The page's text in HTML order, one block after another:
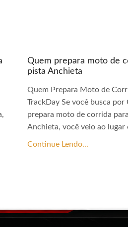
Quem prepara moto de
pista Anchieta
Quem Prepara Moto de
TrackDay Se você busca por
prepara moto de corrida
Anchieta, você veio ao lugar
Continue Lendo...